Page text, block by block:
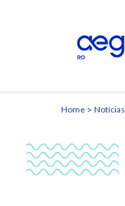
Home Notícias